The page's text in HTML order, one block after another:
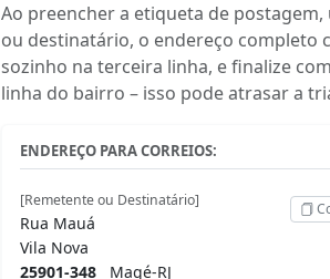
Ao preencher a etiqueta de
ou destinatário, o endereço completo
sozinho na terceira linha, e finalize
linha do bairro – isso pode atrasar a
ENDEREÇO PARA CORREIOS:
[Remetente ou Destinatário]
Rua Mauá
Vila Nova
25901-348 Magé-RJ